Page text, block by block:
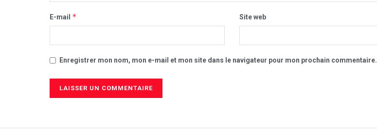
E-mail * Site web
Enregistrer mon nom, mon e-mail et mon site dans le navigateur pour mon prochain commentaire.